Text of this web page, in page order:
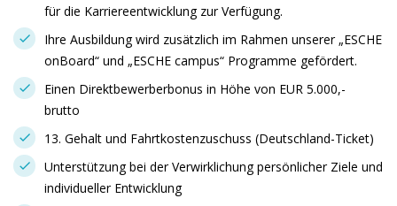
für die Karriereentwicklung zur Verfügung.
Ihre Ausbildung wird zusätzlich im Rahmen unserer „ESCHE
onBoard“ und „ESCHE campus“ Programme gefördert.
Einen Direktbewerberbonus in Höhe von EUR 5.000,-
brutto
13. Gehalt und Fahrtkostenzuschuss (Deutschland-Ticket)
Unterstützung bei der Verwirklichung persönlicher Ziele und
individueller Entwicklung